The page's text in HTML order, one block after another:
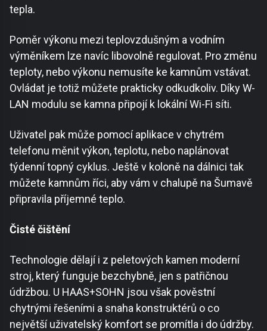
tepla.
Poměr výkonu mezi teplovzdušným a vodním
výměníkem lze navíc libovolně regulovat. Pro změnu
teploty, nebo výkonu nemusíte ke kamnům vstávat.
Ovládat je totiž můžete prakticky odkudkoliv. Díky W-
LAN modulu se kamna připojí k lokální Wi-Fi síti.
Uživatel pak může pomocí aplikace v chytrém
telefonu měnit výkon, teplotu, nebo naplánovat
týdenní topný cyklus. Ještě v koloně na dálnici tak
můžete kamnům říci, aby vám v chalupě na Šumavě
připravila příjemné teplo.
Čisté čištění
Technologie dělají i z peletových kamen moderní
stroj, který funguje bezchybně, jen s patřičnou
údržbou. U HAAS+SOHN jsou však pověstní
chytrými řešeními a snaha konstruktérů o co
největší uživatelský komfort se promítla i do údržby.